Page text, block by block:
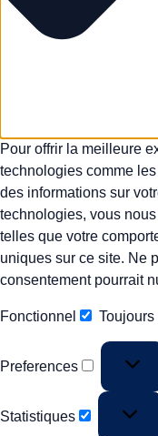
Pour offrir la meilleure
technologies comme
des informations sur
technologies, vous
telles que votre
uniques sur ce site. Ne
consentement pourrait
Fonctionnel Toujours
Preferences
Statistiques